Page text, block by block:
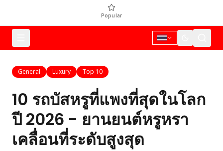
Popular
General Luxury Top 10
10 รถบัสหรูที่แพงที่สุดในโลก
ปี 2026 - ยานยนต์หรูหรา
เคลื่อนที่ระดับสูงสุด